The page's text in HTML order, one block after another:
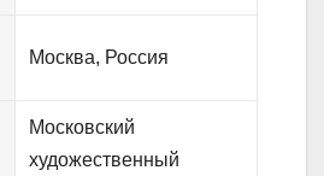
Москва, Россия
Московский
художественный